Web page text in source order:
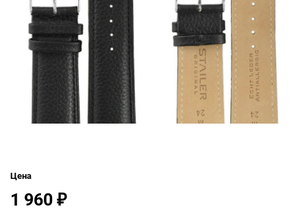
Цена
1 960 ₽